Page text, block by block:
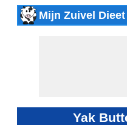
Mijn Zuivel Dieet
Yak